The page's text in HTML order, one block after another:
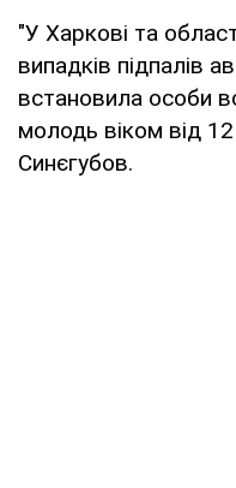
"У Харкові та
випадків підпалів
встановила особи
молодь віком від
Синєгубов.